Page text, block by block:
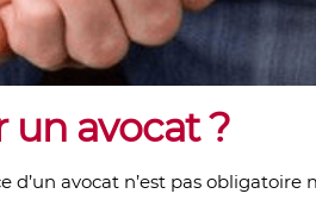
avocat ?
d’un avocat n’est pas obligatoire